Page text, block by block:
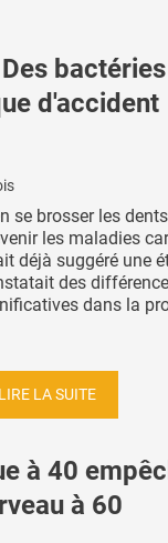
Des bactéries
d'accident
se brosser les
les maladies
déjà suggéré une
des
dans la
LIRE LA SUITE
à 40
à 60